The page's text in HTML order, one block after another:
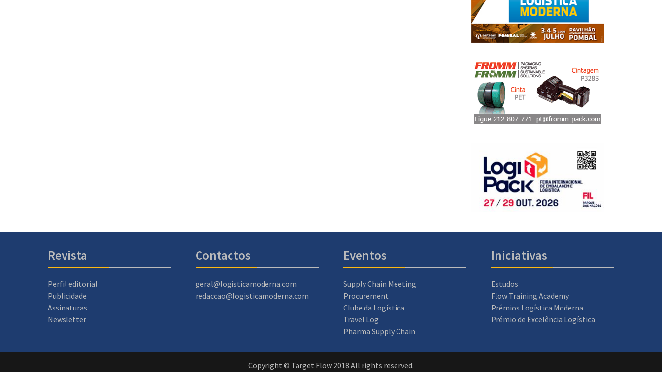
Revista
Perfil editorial
Publicidade
Assinaturas
Newsletter
Contactos
geral@logisticamoderna.com
redaccao@logisticamoderna.com
Eventos
Supply Chain Meeting
Procurement
Clube da Logística
Travel Log
Pharma Supply Chain
Iniciativas
Estudos
Flow Training Academy
Prémios Logística Moderna
Prémio de Excelência Logística
Copyright © Target Flow 2018 All rights reserved.